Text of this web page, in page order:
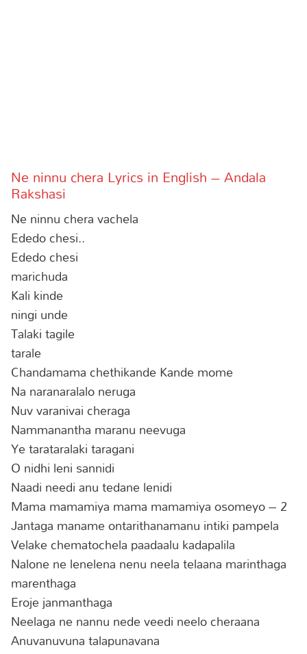
Ne ninnu chera Lyrics in English – Andala
Rakshasi
Ne ninnu chera vachela
Ededo chesi..
Ededo chesi
marichuda
Kali kinde
ningi unde
Talaki tagile
tarale
Chandamama chethikande Kande mome
Na naranaralalo neruga
Nuv varanivai cheraga
Nammanantha maranu neevuga
Ye tarataralaki taragani
O nidhi leni sannidi
Naadi needi anu tedane lenidi
Mama mamamiya mama mamamiya osomeyo – 2
Jantaga maname ontarithanamanu intiki pampela
Velake chematochela paadaalu kadapalila
Nalone ne lenelena nenu neela telaana marinthaga
marenthaga
Eroje janmanthaga
Neelaga ne nannu nede veedi neelo cheraana
Anuvanuvuna talapunavana